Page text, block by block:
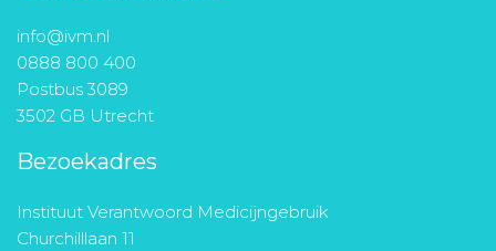
info@ivm.nl
0888 800 400
Postbus 3089
3502 GB Utrecht
Bezoekadres
Instituut Verantwoord Medicijngebruik
Churchilllaan 11